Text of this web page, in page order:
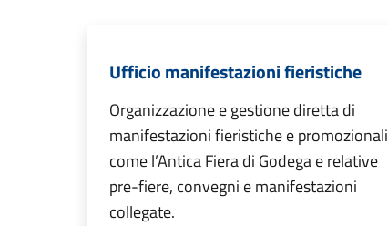
Ufficio manifestazioni fieristiche
Organizzazione e gestione diretta di
manifestazioni fieristiche e promozionali
come l’Antica Fiera di Godega e relative
pre-fiere, convegni e manifestazioni
collegate.